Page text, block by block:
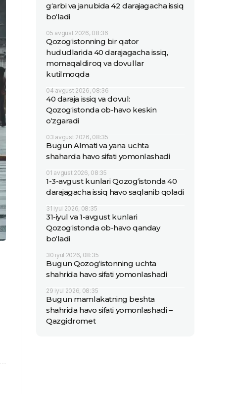
g‘arbi va janubida 42 darajagacha issiq
bo‘ladi
05 avgust 2026, 08:36
Qozog‘istonning bir qator
hududlarida 40 darajagacha issiq,
momaqaldiroq va dovullar
kutilmoqda
04 avgust 2026, 08:36
40 daraja issiq va dovul:
Qozog‘istonda ob-havo keskin
o‘zgaradi
03 avgust 2026, 08:35
Bugun Almati va yana uchta
shaharda havo sifati yomonlashadi
01 avgust 2026, 08:35
1-3-avgust kunlari Qozog‘istonda 40
darajagacha issiq havo saqlanib qoladi
31 iyul 2026, 08:35
31-iyul va 1-avgust kunlari
Qozog‘istonda ob-havo qanday
bo‘ladi
30 iyul 2026, 08:35
Bugun Qozog‘istonning uchta
shahrida havo sifati yomonlashadi
29 iyul 2026, 08:35
Bugun mamlakatning beshta
shahrida havo sifati yomonlashadi –
Qazgidromet